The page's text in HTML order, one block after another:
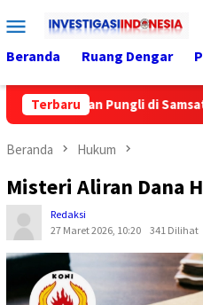
ke
konten
Menu
Mobile
Beranda Ruang Dengar
Terbaru
Pungli di Samsat
Beranda Hukum
Misteri Aliran Dana
Redaksi
27 Maret 2026, 10:20
341 Dilihat